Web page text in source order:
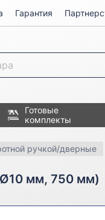
Гарантия
Готовые
комплекты
ручкой/дверные
мм, 750 мм)